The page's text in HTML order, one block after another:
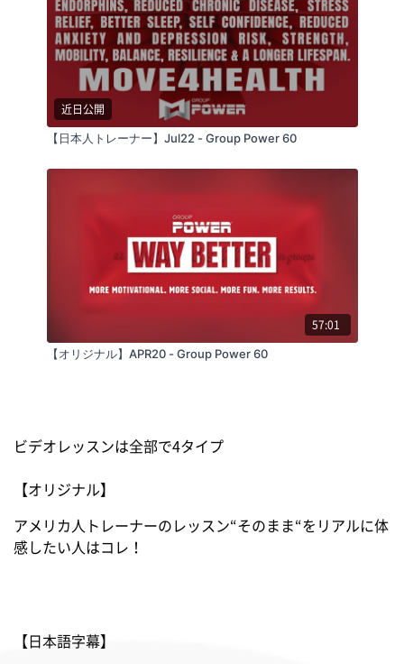
近日公開
【日本人トレーナー】Jul22 - Group Power 60
57:01
【オリジナル】APR20 - Group Power 60
ビデオレッスンは全部で4タイプ
【オリジナル】
アメリカ人トレーナーのレッスン“そのまま“をリアルに体
感したい人はコレ！
【日本語字幕】